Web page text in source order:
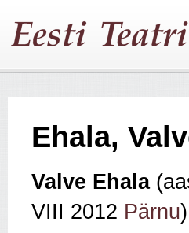
Ehala,
Valve Ehala
VIII 2012 Pärnu